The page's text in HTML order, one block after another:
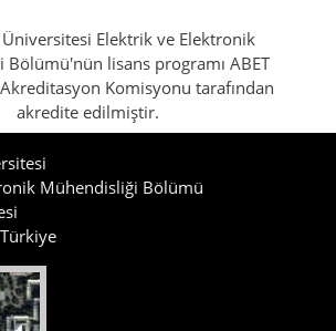
Elektrik ve Elektronik
Bölümü'nün lisans programı ABET
Komisyonu tarafından
akredite edilmiştir.
Mühendisliği Bölümü